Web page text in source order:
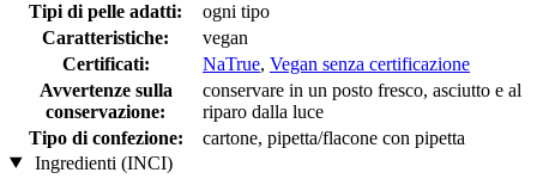
Tipi di pelle adatti:
ogni tipo
Caratteristiche:
vegan
Certificati:
NaTrue, Vegan senza certificazione
Avvertenze sulla
conservazione:
conservare in un posto fresco, asciutto e al
riparo dalla luce
Tipo di confezione:
cartone, pipetta/flacone con pipetta
Ingredienti (INCI)